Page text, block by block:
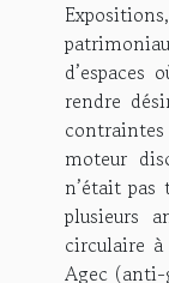
d’espaces
rendre
moteur
n’était
plusieurs
circulaire
Agec (anti-